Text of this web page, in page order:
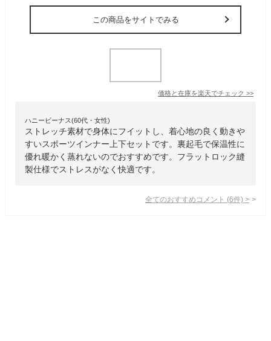
この商品をサイトでみる
価格と在庫を楽天でチェック >>
ハニービーナス(60代・女性)
ストレッチ素材で身体にフイットし、着心地の良く動きや
すいスポーツインナー上下セットです。裏起毛で保温性に
優れ暖かく蒸れないのでおすすめです。フラットロック縫
製仕様でストレスがなく快適です。
全てのおすすめコメント (6件) >